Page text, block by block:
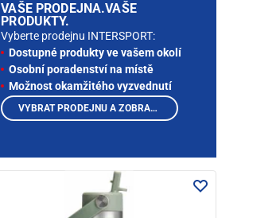
VAŠE PRODEJNA.VAŠE
PRODUKTY.
Vyberte prodejnu INTERSPORT:
Dostupné produkty ve vašem okolí
Osobní poradenství na místě
Možnost okamžitého vyzvednutí
VYBRAT PRODEJNU A ZOBRAZIT PRODUKTY